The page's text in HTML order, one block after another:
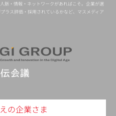
脈・情報・ネットワークがあればこそ。企業が選
ラス評価・採用されているかなど、マスメディア
の企業さま